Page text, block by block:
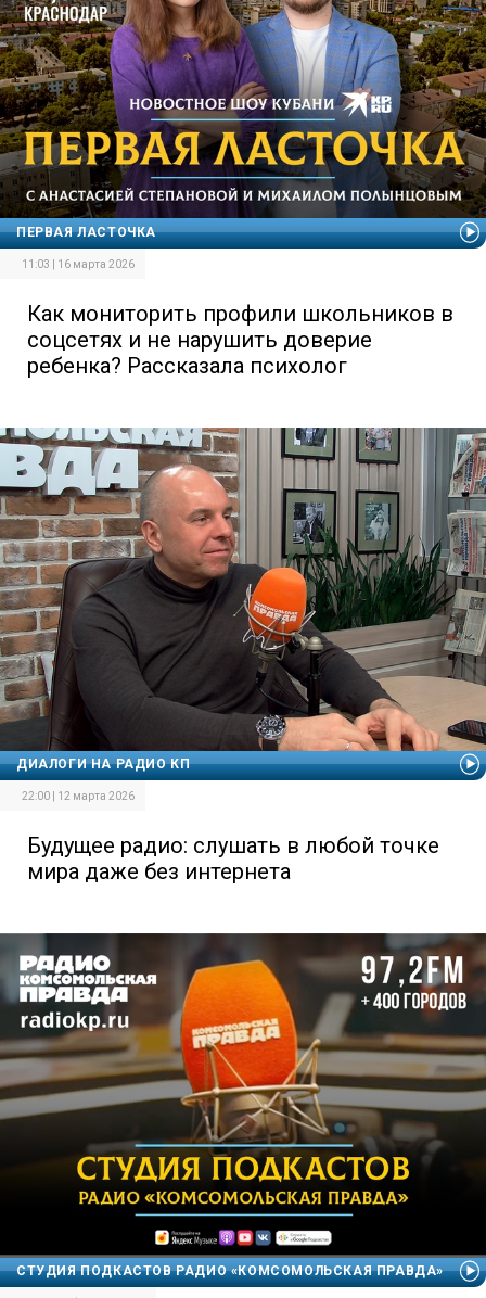
ПЕРВАЯ ЛАСТОЧКА
11:03 | 16 марта 2026
Как мониторить профили школьников в
соцсетях и не нарушить доверие
ребенка? Рассказала психолог
ДИАЛОГИ НА РАДИО КП
22:00 | 12 марта 2026
Будущее радио: слушать в любой точке
мира даже без интернета
СТУДИЯ ПОДКАСТОВ РАДИО «КОМСОМОЛЬСКАЯ ПРАВДА»